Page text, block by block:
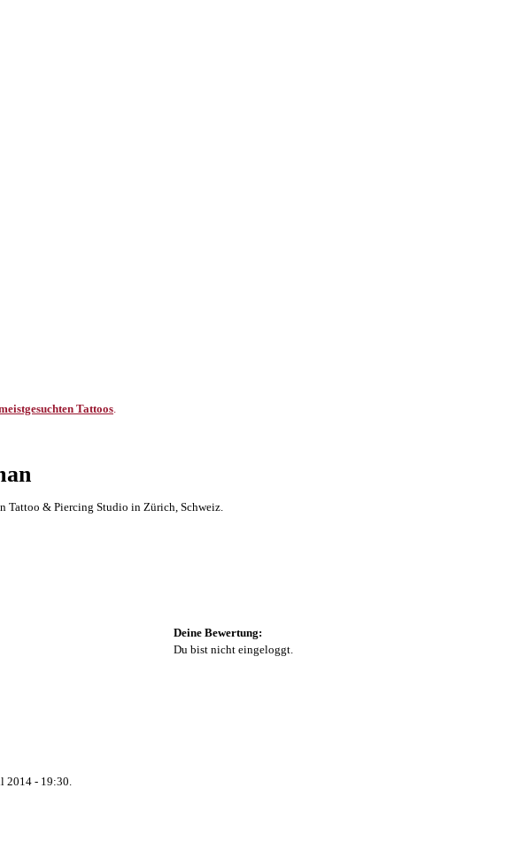
Tattoos.
Tattoo & Piercing Studio in Zürich, Schweiz.
Deine Bewertung:
Du bist nicht eingeloggt.
2014 - 19:30.